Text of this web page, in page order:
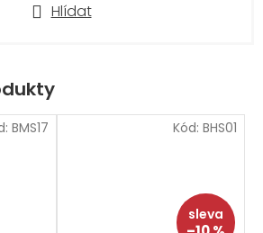
Hlídat
BMS17 Kód: BHS01